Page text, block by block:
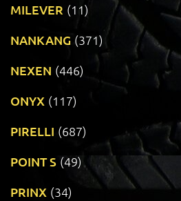
MILEVER (11)
NANKANG (371)
NEXEN (446)
ONYX (117)
PIRELLI (687)
POINT S (49)
PRINX (34)